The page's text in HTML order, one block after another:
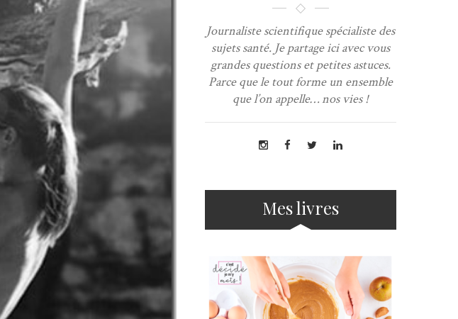
Journaliste scientifique spécialiste des
sujets santé. Je partage ici avec vous
grandes questions et petites astuces.
Parce que le tout forme un ensemble
que l’on appelle… nos vies !
Mes livres